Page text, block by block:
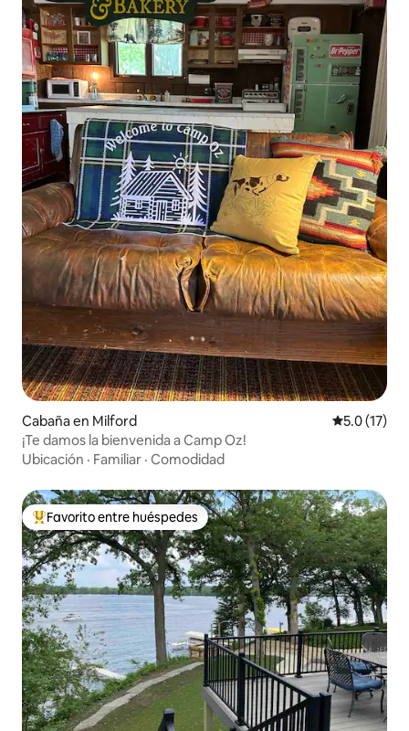
Cabaña en Milford Calificación
5.0 (17)
¡Te damos la bienvenida a Camp Oz!
Ubicación · Familiar · Comodidad
Favorito entre huéspedes preferido
Favorito entre huéspedes